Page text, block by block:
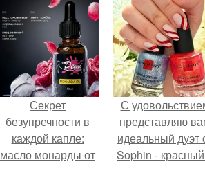
Секрет
безупречности в
каждой капле:
масло монарды от
С
представляю
идеальный дуэт
Sophin -